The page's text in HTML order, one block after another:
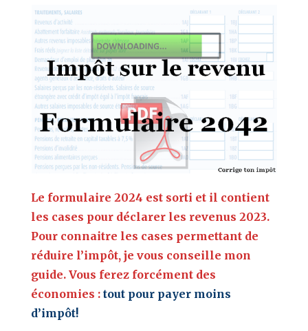
Le formulaire 2024 est sorti et il contient
les cases pour déclarer les revenus 2023.
Pour connaitre les cases permettant de
réduire l’impôt, je vous conseille mon
guide. Vous ferez forcément des
économies : tout pour payer moins
d’impôt!